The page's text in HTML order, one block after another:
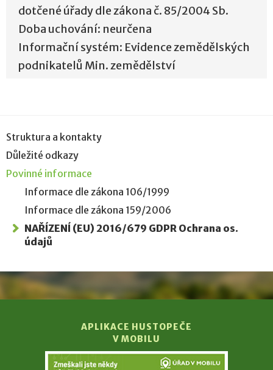
dotčené úřady dle zákona č. 85/2004 Sb.
Doba uchování: neurčena
Informační systém: Evidence zemědělských
podnikatelů Min. zemědělství
Struktura a kontakty
Důležité odkazy
Povinné informace
Informace dle zákona 106/1999
Informace dle zákona 159/2006
NAŘÍZENÍ (EU) 2016/679 GDPR Ochrana os.
údajů
APLIKACE HUSTOPEČE
V MOBILU